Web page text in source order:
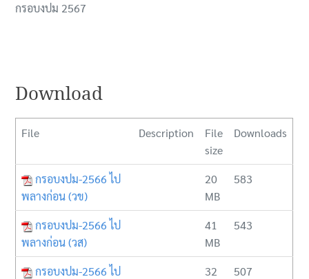
กรอบงปม 2567
Download
File Description
File
size
Downloads
กรอบงปม-2566 ไป
พลางก่อน (วข)
20
MB
583
กรอบงปม-2566 ไป
พลางก่อน (วส)
41
MB
543
กรอบงปม-2566 ไป
32
507